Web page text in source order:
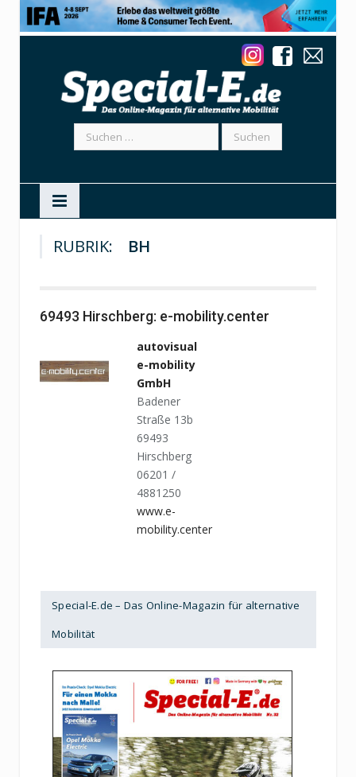
Suchen
nach:
RUBRIK: BH
69493 Hirschberg: e-mobility.center
autovisual
e-mobility
GmbH
Badener
Straße 13b
69493
Hirschberg
06201 /
4881250
www.e-
mobility.center
Special-E.de – Das Online-Magazin für alternative
Mobilität